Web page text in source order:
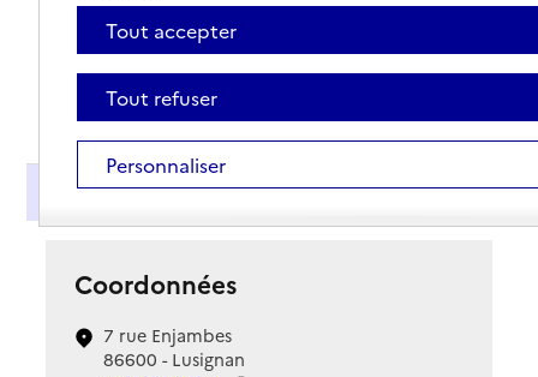
Présentation
Coordonnées
7 rue Enjambes
86600 - Lusignan
Tout accepter
Tout refuser
Personnaliser